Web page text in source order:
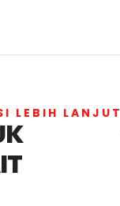
LEBIH LANJUT